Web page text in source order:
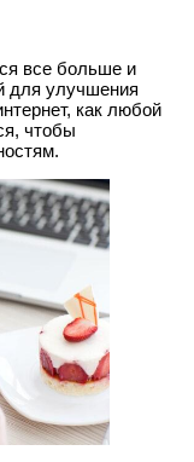
все больше и
для улучшения
как любой
чтобы